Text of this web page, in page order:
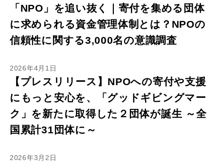
「NPO」を追い抜く｜寄付を集める団体
に求められる資金管理体制とは？NPOの
信頼性に関する3,000名の意識調査
2026年4月1日
【プレスリリース】NPOへの寄付や支援
にもっと安心を、「グッドギビングマー
ク」を新たに取得した２団体が誕生 ～全
国累計31団体に～
2026年3月2日